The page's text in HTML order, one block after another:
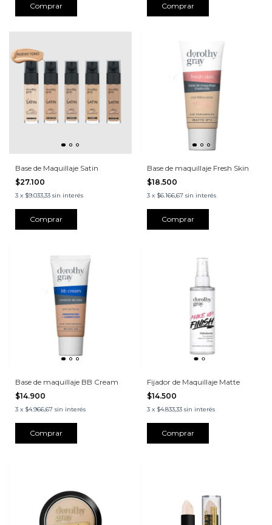
Comprar Comprar
Base de Maquillaje Satin
$27.100
3 x $9.033,33 sin interés
Comprar
Base de maquillaje Fresh Skin
$18.500
3 x $6.166,67 sin interés
Comprar
Base de maquillaje BB Cream
$14.900
3 x $4.966,67 sin interés
Comprar
Fijador de Maquillaje Matte
$14.500
3 x $4.833,33 sin interés